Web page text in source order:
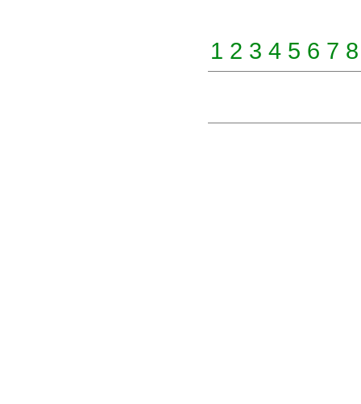
1 2 3 4 5 6 7 8